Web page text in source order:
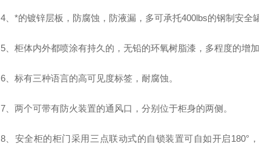
4、*的镀锌层板，防腐蚀，防液漏，多可承托400lbs的钢制安全罐
5、柜体内外都喷涂有持久的，无铅的环氧树脂漆，多程度的增加
6、标有三种语言的高可见度标签，耐腐蚀。
7、两个可带有防火装置的通风口，分别位于柜身的两侧。
8、安全柜的柜门采用 三点联动式的自锁装置可自如开启180°，